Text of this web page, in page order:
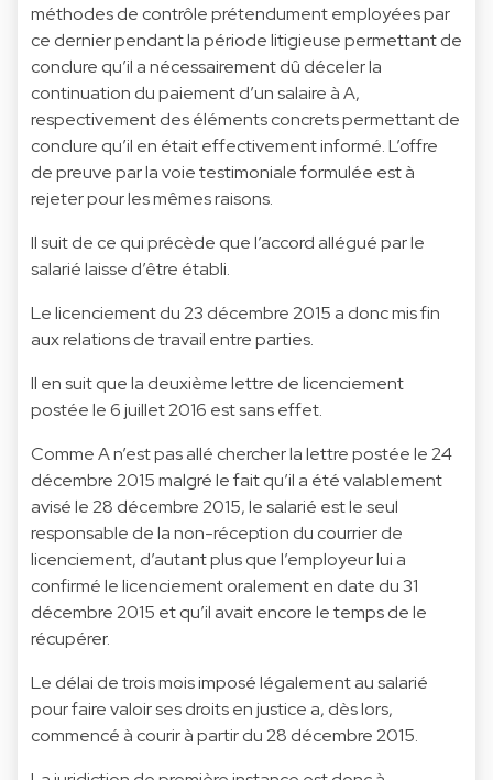
méthodes de contrôle prétendument employées par
ce dernier pendant la période litigieuse permettant de
conclure qu’il a nécessairement dû déceler la
continuation du paiement d’un salaire à A,
respectivement des éléments concrets permettant de
conclure qu’il en était effectivement informé. L’offre
de preuve par la voie testimoniale formulée est à
rejeter pour les mêmes raisons.
Il suit de ce qui précède que l’accord allégué par le
salarié laisse d’être établi.
Le licenciement du 23 décembre 2015 a donc mis fin
aux relations de travail entre parties.
Il en suit que la deuxième lettre de licenciement
postée le 6 juillet 2016 est sans effet.
Comme A n’est pas allé chercher la lettre postée le 24
décembre 2015 malgré le fait qu’il a été valablement
avisé le 28 décembre 2015, le salarié est le seul
responsable de la non-réception du courrier de
licenciement, d’autant plus que l’employeur lui a
confirmé le licenciement oralement en date du 31
décembre 2015 et qu’il avait encore le temps de le
récupérer.
Le délai de trois mois imposé légalement au salarié
pour faire valoir ses droits en justice a, dès lors,
commencé à courir à partir du 28 décembre 2015.